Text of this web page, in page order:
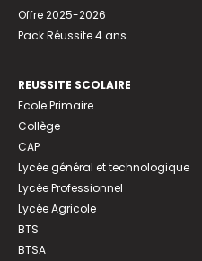
Offre 2025-2026
Pack Réussite 4 ans
REUSSITE SCOLAIRE
Ecole Primaire
Collège
CAP
Lycée général et technologique
Lycée Professionnel
Lycée Agricole
BTS
BTSA